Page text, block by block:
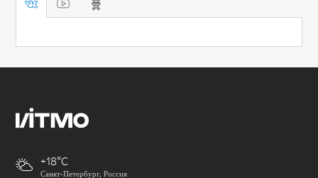
+18
Санкт-Петербург, Россия